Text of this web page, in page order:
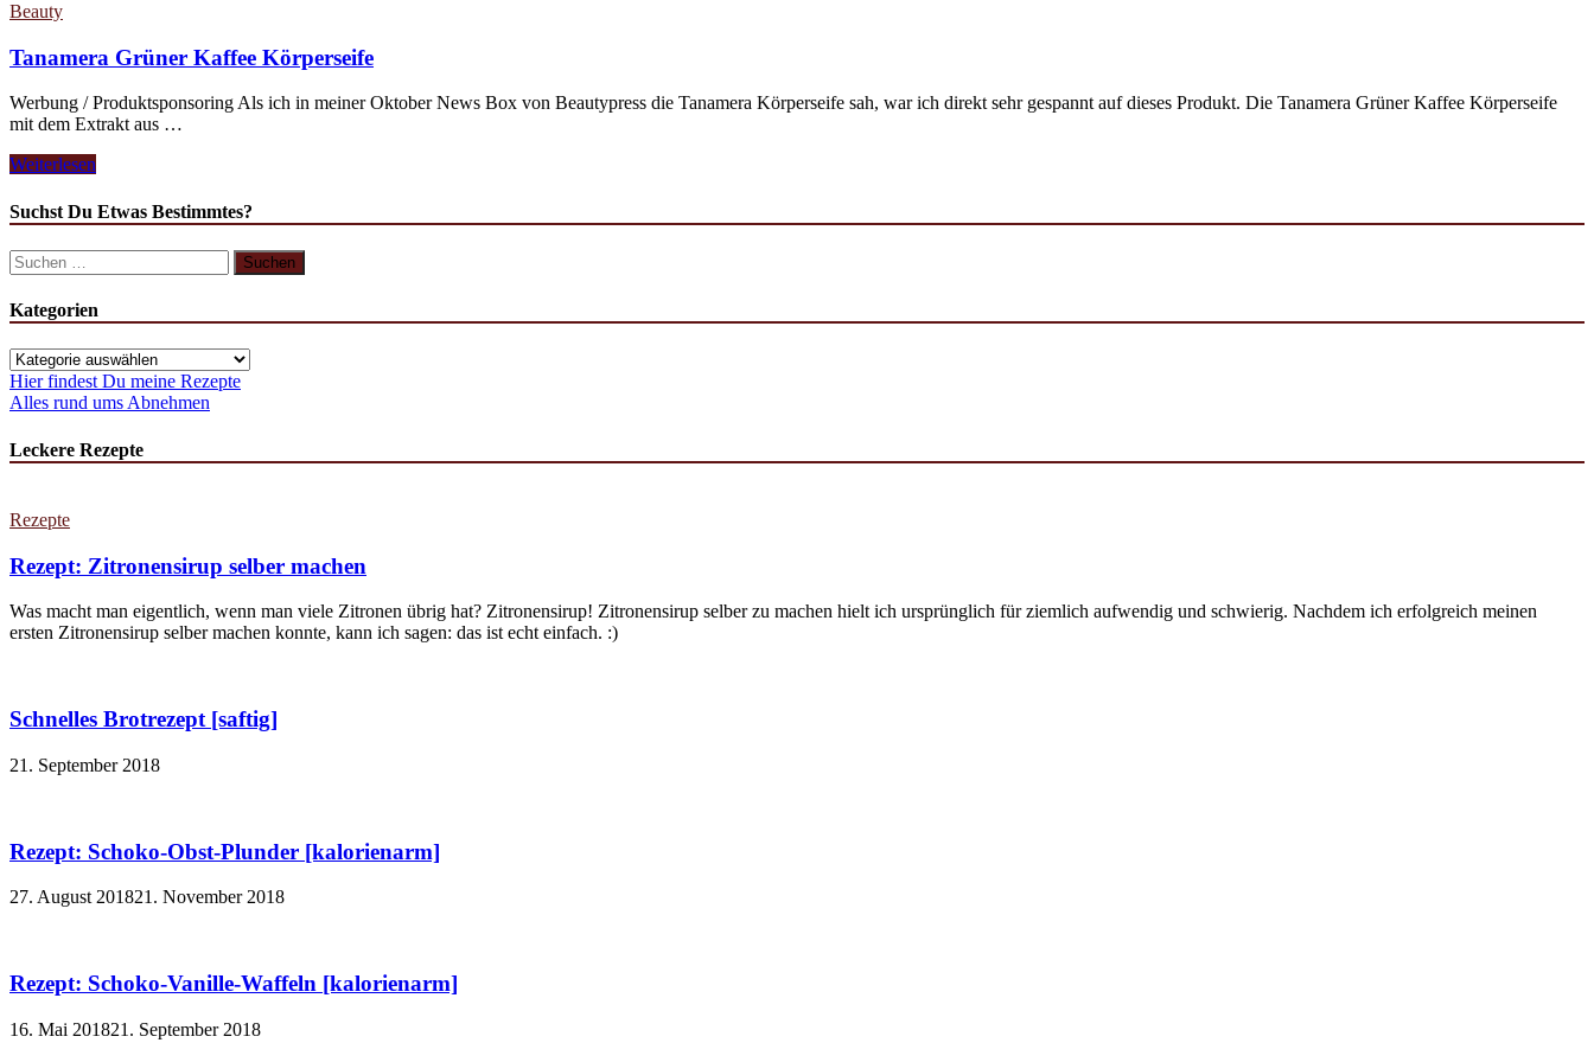
Beauty
Tanamera Grüner Kaffee Körperseife
Werbung / Produktsponsoring Als ich in meiner Oktober News Box von Beautypress die Tanamera Körperseife sah, war ich direkt sehr gespannt auf dieses Produkt. Die Tanamera Grüner Kaffee Körperseife
mit dem Extrakt aus …
Tanamera
Kaffee
Körperseife
Weiterlesen
Suchst Du Etwas Bestimmtes?
Suchen
nach:
Kategorien
Kategorien
Hier findest Du meine Rezepte
Alles rund ums Abnehmen
Leckere Rezepte
Rezepte
Rezept: Zitronensirup selber machen
Was macht man eigentlich, wenn man viele Zitronen übrig hat? Zitronensirup! Zitronensirup selber zu machen hielt ich ursprünglich für ziemlich aufwendig und schwierig. Nachdem ich erfolgreich meinen
ersten Zitronensirup selber machen konnte, kann ich sagen: das ist echt einfach. :)
Schnelles Brotrezept [saftig]
21. September 2018
Rezept: Schoko-Obst-Plunder [kalorienarm]
27. August 201821. November 2018
Rezept: Schoko-Vanille-Waffeln [kalorienarm]
16. Mai 201821. September 2018